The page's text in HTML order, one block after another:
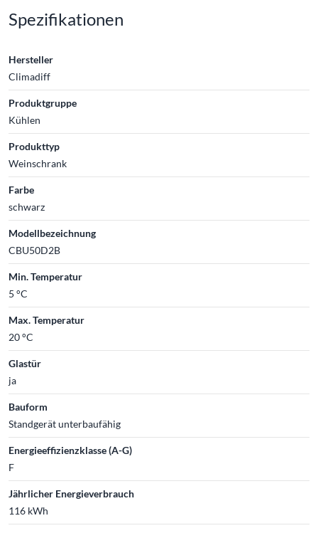
Spezifikationen
Hersteller
Climadiff
Produktgruppe
Kühlen
Produkttyp
Weinschrank
Farbe
schwarz
Modellbezeichnung
CBU50D2B
Min. Temperatur
5 °C
Max. Temperatur
20 °C
Glastür
ja
Bauform
Standgerät unterbaufähig
Energieeffizienzklasse (A-G)
F
Jährlicher Energieverbrauch
116 kWh